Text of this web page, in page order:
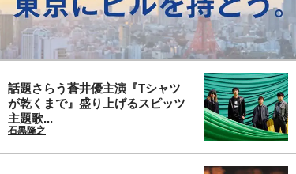
話題さらう蒼井優主演『Tシャツ
が乾くまで』盛り上げるスピッツ
主題歌...
石黒隆之